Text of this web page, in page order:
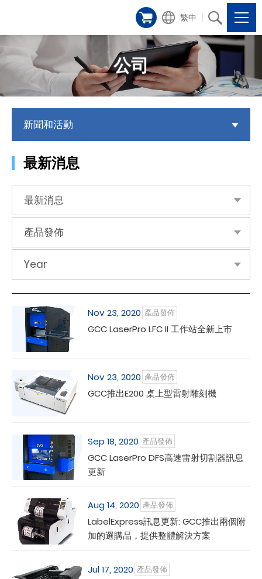
繁中
公司
新聞和活動
最新消息
最新消息
產品發佈
Year
Nov 23, 2020 產品發佈
GCC LaserPro LFC II 工作站全新上市
Nov 23, 2020 產品發佈
GCC推出E200 桌上型雷射雕刻機
Sep 18, 2020 產品發佈
GCC LaserPro DFS高速雷射切割器訊息
更新
Aug 14, 2020 產品發佈
LabelExpress訊息更新: GCC推出兩個附
加的選購品，提供整體解決方案
Jul 17, 2020 產品發佈